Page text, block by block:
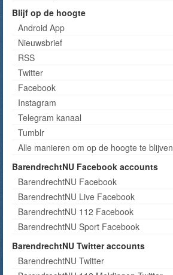
Blijf op de hoogte
Android App
Nieuwsbrief
RSS
Twitter
Facebook
Instagram
Telegram kanaal
Tumblr
Alle manieren om op de hoogte te blijven
BarendrechtNU Facebook accounts
BarendrechtNU Facebook
BarendrechtNU Live Facebook
BarendrechtNU 112 Facebook
BarendrechtNU Sport Facebook
BarendrechtNU Twitter accounts
BarendrechtNU Twitter